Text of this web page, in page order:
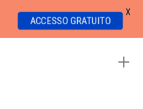
ACCESSO GRATUITO
X